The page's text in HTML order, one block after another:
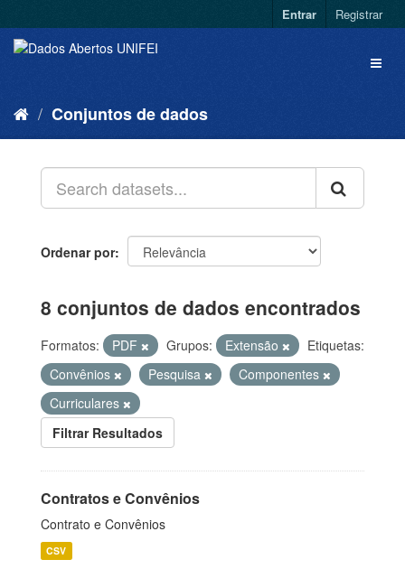
Entrar Registrar
Conjuntos de dados
Ordenar por
8 conjuntos de dados encontrados
Formatos: PDF Grupos: Extensão
Etiquetas:
Convênios
Pesquisa
Componentes
Curriculares
Filtrar Resultados
Contratos e Convênios
Contrato e Convênios
CSV